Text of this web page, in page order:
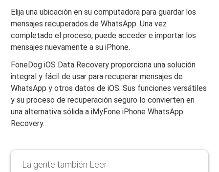
Elija una ubicación en su computadora para guardar los
mensajes recuperados de WhatsApp. Una vez
completado el proceso, puede acceder e importar los
mensajes nuevamente a su iPhone.
FoneDog iOS Data Recovery proporciona una solución
integral y fácil de usar para recuperar mensajes de
WhatsApp y otros datos de iOS. Sus funciones versátiles
y su proceso de recuperación seguro lo convierten en
una alternativa sólida a iMyFone iPhone WhatsApp
Recovery.
La gente también Leer